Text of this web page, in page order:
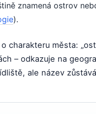
znamená ostrov
).
charakteru města:
– odkazuje na
ale název